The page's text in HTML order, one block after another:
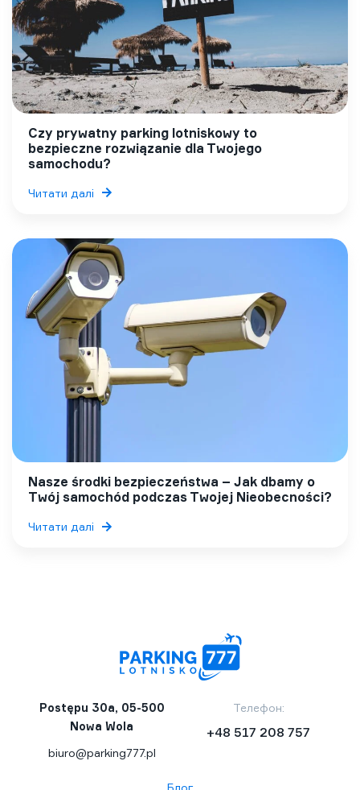
Czy prywatny parking lotniskowy to
bezpieczne rozwiązanie dla Twojego
samochodu?
Читати далі
Nasze środki bezpieczeństwa – Jak dbamy o
Twój samochód podczas Twojej Nieobecności?
Читати далі
Postępu 30a, 05-500
Nowa Wola
biuro@parking777.pl
Телефон:
+48 517 208 757